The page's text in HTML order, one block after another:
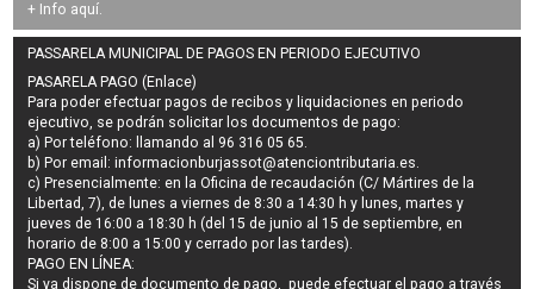
+ Info aquí.
PASSARELA MUNICIPAL DE PAGOS EN PERIODO EJECUTIVO
PASARELA PAGO (Enlace)
Para poder efectuar pagos derecibos y liquidaciones en periodo
ejecutivo, se podrán solicitar los documentos de pago:
a) Por teléfono: llamando al 96 316 05 65.
b) Por email:informacionburjassot@atenciontributaria.es.
c) Presencialmente: en la Oficina de recaudación (C/ Mártires de la
Libertad, 7), de lunes a viernes de 8:30 a 14:30 h y lunes, martes y
jueves de 16:00 a 18:30 h (del 15 de junio al 15 de septiembre, en
horario de 8:00 a 15:00 y cerrado por las tardes).
PAGO EN LÍNEA:
Si ya dispone de documento de pago, puede efectuar el pago a través